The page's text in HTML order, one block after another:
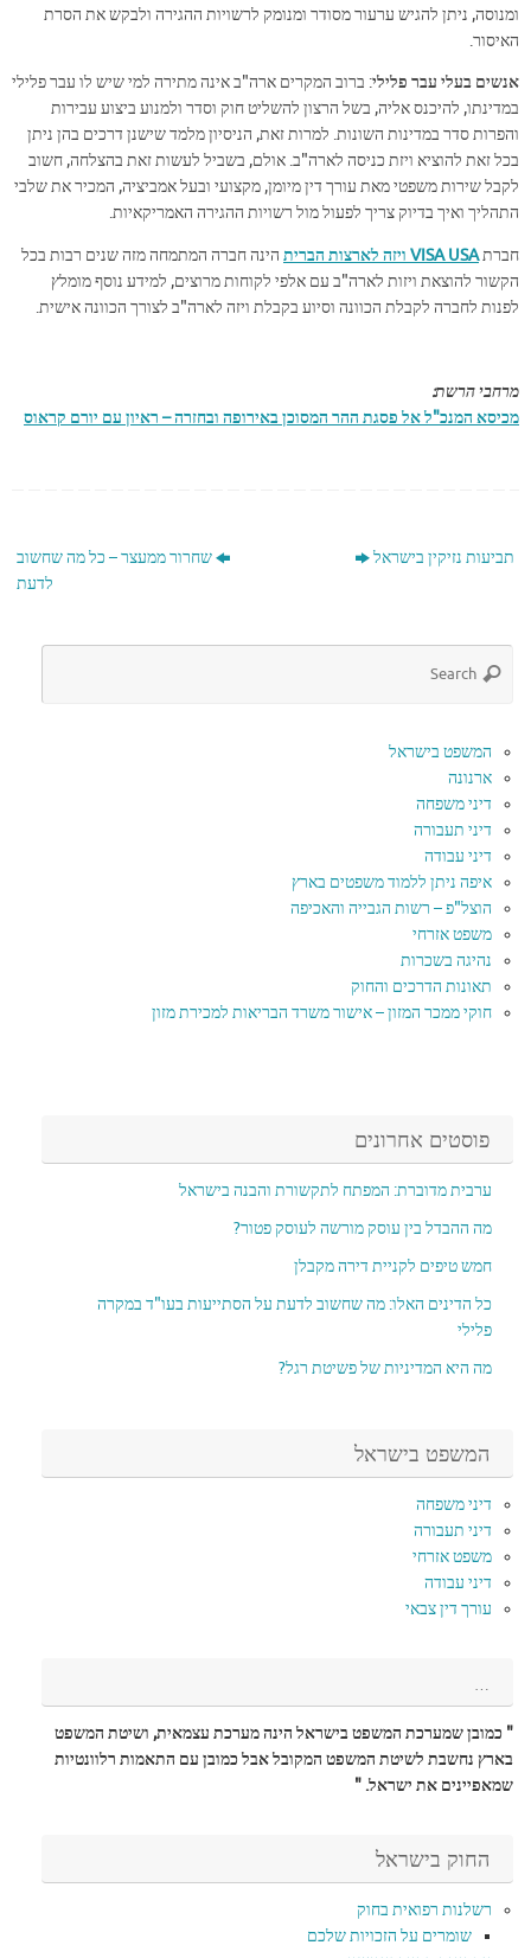
ומנוסה, ניתן להגיש ערעור מסודר ומנומק לרשויות ההגירה ולבקש את הסרת
האיסור.
אנשים בעלי עבר פלילי: ברוב המקרים ארה"ב אינה מתירה למי שיש לו עבר פלילי
במדינתו, להיכנס אליה, בשל הרצון להשליט חוק וסדר ולמנוע ביצוע עבירות
והפרות סדר במדינות השונות. למרות זאת, הניסיון מלמד שישנן דרכים בהן ניתן
בכל זאת להוציא ויזת כניסה לארה"ב. אולם, בשביל לעשות זאת בהצלחה, חשוב
לקבל שירות משפטי מאת עורך דין מיומן, מקצועי ובעל אמביציה, המכיר את שלבי
התהליך ואיך בדיוק צריך לפעול מול רשויות ההגירה האמריקאיות.
חברתVISA USA ויזה לארצות הברית
הינה חברה המתמחה מזה שנים רבות בכל
הקשור להוצאת ויזות לארה"ב עם אלפי לקוחות מרוצים, למידע נוסף מומלץ
לפנות לחברה לקבלת הכוונה וסיוע בקבלת ויזה לארה"ב לצורך הכוונה אישית.​
מרחבי הרשת:
מכיסא המנכ"ל אל פסגת ההר המסוכן באירופה ובחזרה – ראיון עם יורם קראוס
שחרור ממעצר – כל מה שחשוב
לדעת
תביעות נזיקין בישראל
המשפט בישראל
ארנונה
דיני משפחה
דיני תעבורה
דיני עבודה
איפה ניתן ללמוד משפטים בארץ
הוצל"פ – רשות הגבייה והאכיפה
משפט אזרחי
נהיגה בשכרות
תאונות הדרכים והחוק
חוקי ממכר המזון – אישור משרד הבריאות למכירת מזון
פוסטים אחרונים
ערבית מדוברת: המפתח לתקשורת והבנה בישראל
מה ההבדל בין עוסק מורשה לעוסק פטור?
חמש טיפים לקניית דירה מקבלן
כל הדינים האלו: מה שחשוב לדעת על הסתייעות בעו"ד במקרה
פלילי
מה היא המדיניות של פשיטת רגל?
המשפט בישראל
דיני משפחה
דיני תעבורה
משפט אזרחי
דיני עבודה
עורך דין צבאי
" כמובן שמערכת המשפט בישראל הינה מערכת עצמאית, ושיטת המשפט
בארץ נחשבת לשיטת המשפט המקובל אבל כמובן עם התאמות רלוונטיות
שמאפיינים את ישראל. "
החוק בישראל
רשלנות רפואית בחוק
שומרים על הזכויות שלכם